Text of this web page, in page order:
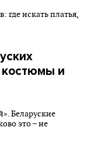
костюмы и